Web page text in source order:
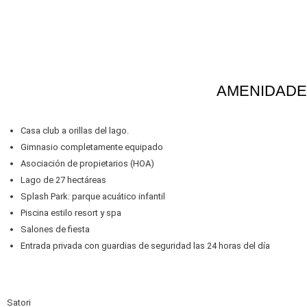
Casa club a orillas del lago.
Gimnasio completamente equipado
Asociación de propietarios (HOA)
Lago de 27 hectáreas
Splash Park: parque acuático infantil
Piscina estilo resort y spa
Salones de fiesta
Entrada privada con guardias de seguridad las 24 horas del día
Satori